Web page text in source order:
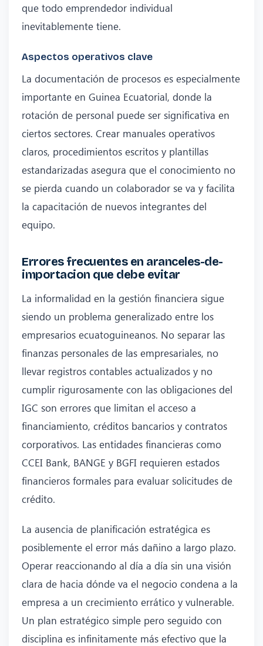
que todo emprendedor individual
inevitablemente tiene.
Aspectos operativos clave
La documentación de procesos es especialmente
importante en Guinea Ecuatorial, donde la
rotación de personal puede ser significativa en
ciertos sectores. Crear manuales operativos
claros, procedimientos escritos y plantillas
estandarizadas asegura que el conocimiento no
se pierda cuando un colaborador se va y facilita
la capacitación de nuevos integrantes del
equipo.
Errores frecuentes en aranceles-de-
importacion que debe evitar
La informalidad en la gestión financiera sigue
siendo un problema generalizado entre los
empresarios ecuatoguineanos. No separar las
finanzas personales de las empresariales, no
llevar registros contables actualizados y no
cumplir rigurosamente con las obligaciones del
IGC son errores que limitan el acceso a
financiamiento, créditos bancarios y contratos
corporativos. Las entidades financieras como
CCEI Bank, BANGE y BGFI requieren estados
financieros formales para evaluar solicitudes de
crédito.
La ausencia de planificación estratégica es
posiblemente el error más dañino a largo plazo.
Operar reaccionando al día a día sin una visión
clara de hacia dónde va el negocio condena a la
empresa a un crecimiento errático y vulnerable.
Un plan estratégico simple pero seguido con
disciplina es infinitamente más efectivo que la